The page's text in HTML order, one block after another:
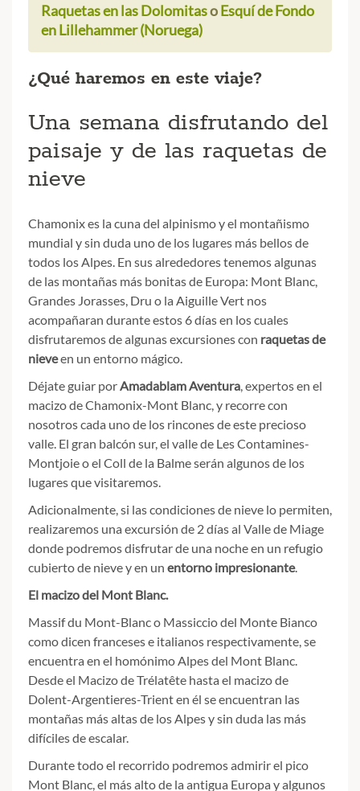
Raquetas en las DolomitasoEsquí de Fondo
en Lillehammer (Noruega)
¿Qué haremos en este viaje?
Una semana disfrutando del
paisaje y de las raquetas de
nieve
Chamonix es la cuna del alpinismo y el montañismo
mundial y sin duda uno de los lugares más bellos de
todos los Alpes. En sus alrededores tenemos algunas
de las montañas más bonitas de Europa: Mont Blanc,
Grandes Jorasses, Dru o la Aiguille Vert nos
acompañaran durante estos 6 días en los cuales
disfrutaremos de algunas excursiones con raquetas de
nieveen un entorno mágico.
Déjate guiar porAmadablam Aventura, expertos en el
macizo de Chamonix-Mont Blanc, y recorre con
nosotros cada uno de los rincones de este precioso
valle. El gran balcón sur, el valle de Les Contamines-
Montjoie o el Coll de la Balme serán algunos de los
lugares que visitaremos.
Adicionalmente, si las condiciones de nieve lo permiten,
realizaremos una excursión de 2 días al Valle de Miage
donde podremos disfrutar de una noche en un refugio
cubierto de nieve y en un entorno impresionante.
El macizo del Mont Blanc.
Massif du Mont-Blanc o Massiccio del Monte Bianco
como dicen franceses e italianos respectivamente, se
encuentra en el homónimo Alpes del Mont Blanc.
Desde el Macizo de Trélatête hasta el macizo de
Dolent-Argentieres-Trient en él se encuentran las
montañas más altas de los Alpes y sin duda las más
difíciles de escalar.
Durante todo el recorrido podremos admirir el pico
Mont Blanc, el más alto de la antigua Europa y algunos